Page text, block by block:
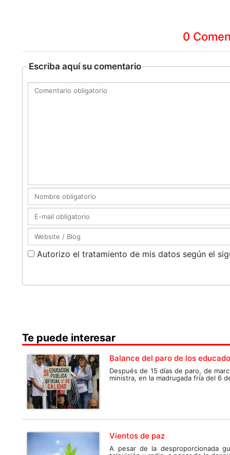
0
Escriba aquí su comentario
Autorizo el tratamiento de mis datos según el
Te puede interesar
Balance del paro de los
Después de 15 días de paro, de
ministra, en la madrugada fría del 6
Vientos de paz
A pesar de la desproporcionada